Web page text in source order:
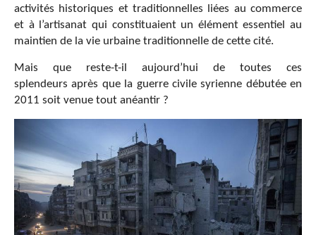
activités historiques et traditionnelles liées au commerce
et à l’artisanat qui constituaient un élément essentiel au
maintien de la vie urbaine traditionnelle de cette cité.
Mais que reste-t-il aujourd’hui de toutes ces
splendeurs après que la guerre civile syrienne débutée en
2011 soit venue tout anéantir ?